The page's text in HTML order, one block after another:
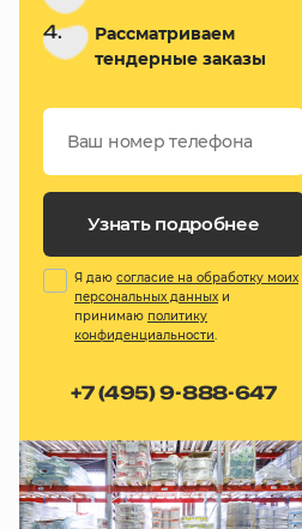
4.
Рассматриваем
тендерные заказы
Узнать подробнее
Я даю согласие на обработку моих
персональных данных и
принимаю политику
конфиденциальности.
+7 (495) 9-888-647